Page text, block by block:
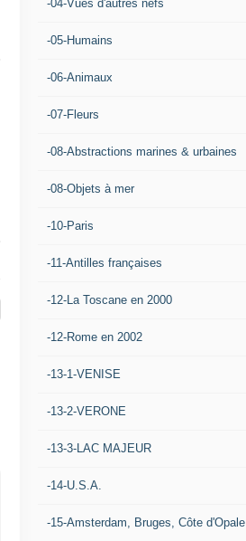
-04-Vues d'autres nefs
-05-Humains
-06-Animaux
-07-Fleurs
-08-Abstractions marines & urbaines
-08-Objets à mer
-10-Paris
-11-Antilles françaises
-12-La Toscane en 2000
-12-Rome en 2002
-13-1-VENISE
-13-2-VERONE
-13-3-LAC MAJEUR
-14-U.S.A.
-15-Amsterdam, Bruges, Côte d'Opale